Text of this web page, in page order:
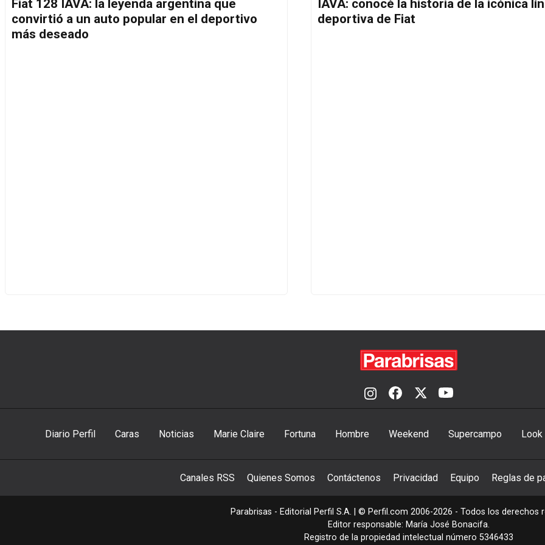
Fiat 128 IAVA: la leyenda argentina que
convirtió a un auto popular en el deportivo
más deseado
IAVA: conocé la historia de la icónica
deportiva de Fiat
Diario Perfil Caras Noticias Marie Claire Fortuna Hombre Weekend Supercampo Look
Canales RSS Quienes Somos Contáctenos Privacidad Equipo Reglas de
Parabrisas - Editorial Perfil S.A. | © Perfil.com 2006-2026 - Todos los derechos
Editor responsable: María José Bonacifa.
Registro de la propiedad intelectual número 5346433